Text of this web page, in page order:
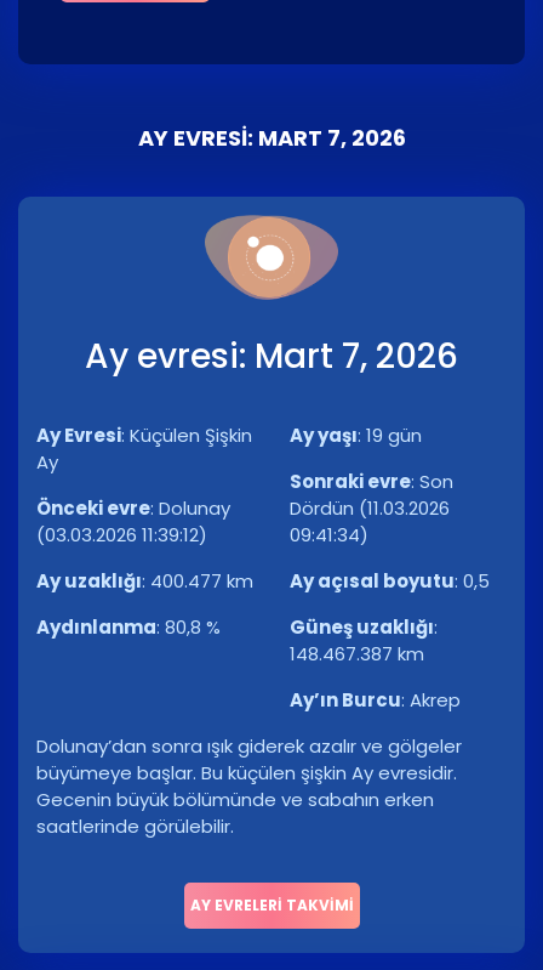
AY EVRESI: MART 7, 2026
Ay evresi: Mart 7, 2026
Ay Evresi: Küçülen Şişkin
Ay
Önceki evre: Dolunay
(03.03.2026 11:39:12)
Ay uzaklığı: 400.477 km
Aydınlanma: 80,8 %
Ay yaşı: 19 gün
Sonraki evre: Son
Dördün (11.03.2026
09:41:34)
Ay açısal boyutu: 0,5
Güneş uzaklığı:
148.467.387 km
Ay’ın Burcu: Akrep
Dolunay’dan sonra ışık giderek azalır ve gölgeler
büyümeye başlar. Bu küçülen şişkin Ay evresidir.
Gecenin büyük bölümünde ve sabahın erken
saatlerinde görülebilir.
AY EVRELERI TAKVIMI